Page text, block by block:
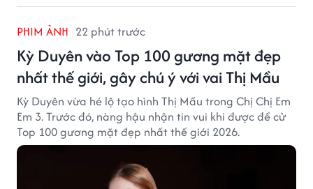
PHIM ẢNH 22 phút trước
Kỳ Duyên vào Top 100 gương mặt đẹp
nhất thế giới, gây chú ý với vai Thị Mầu
Kỳ Duyên vừa hé lộ tạo hình Thị Mầu trong Chị Chị Em
Em 3. Trước đó, nàng hậu nhận tin vui khi được đề cử
Top 100 gương mặt đẹp nhất thế giới 2026.